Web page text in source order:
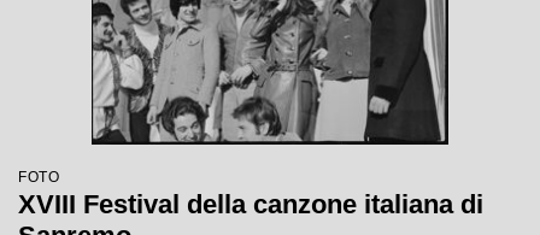
FOTO
XVIII Festival della canzone italiana di